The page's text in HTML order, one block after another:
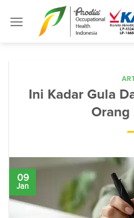
Ini Kadar Gula
Orang
09
Jan